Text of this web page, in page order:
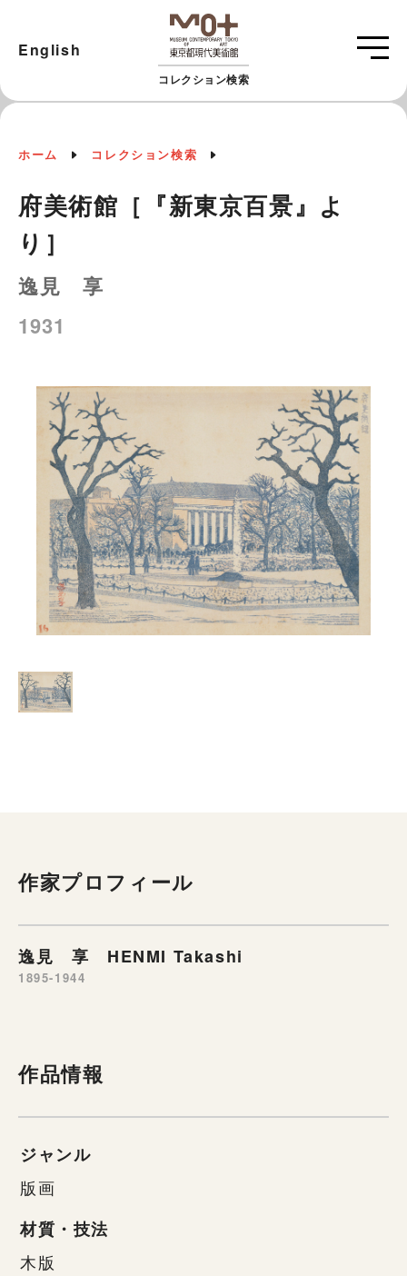
コレクション検索
English
ホーム コレクション検索
府美術館［『新東京百景』よ
り］
逸見 享
1931
作家プロフィール
逸見 享 HENMI Takashi
1895-1944
作品情報
ジャンル
版画
材質・技法
木版